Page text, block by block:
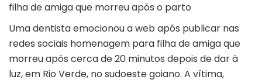
filha de amiga que morreu após o parto
Uma dentista emocionou a web após publicar nas
redes sociais homenagem para filha de amiga que
morreu após cerca de 20 minutos depois de dar à
luz, em Rio Verde, no sudoeste goiano. A vítima,